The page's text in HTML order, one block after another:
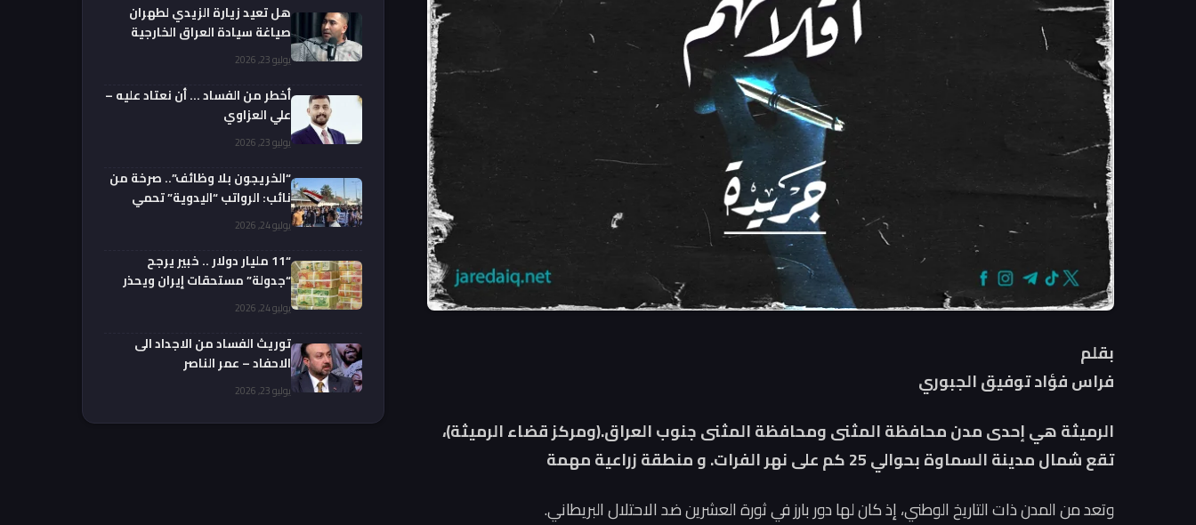
بقلم
فراس فؤاد توفيق الجبوري
الرميثة هي إحدى مدن محافظة المثنى ومحافظة المثنى جنوب العراق.(ومركز قضاء الرميثة)،
تقع شمال مدينة السماوة بحوالي 25 كم على نهر الفرات. و منطقة زراعية مهمة
وتعد من المدن ذات التاريخ الوطني، إذ كان لها دور بارز في ثورة العشرين ضد الاحتلال البريطاني.
هل تعيد زيارة الزيدي لطهران
صياغة سيادة العراق الخارجية
فعليا؟.. باحث يوضحيوليو 23, 2026
أخطر من الفساد … أن نعتاد عليه –
علي العزاوي
يوليو 23, 2026
“الخريجون بلا وظائف”.. صرخة من
نائب: الرواتب “اليدوية” تحمي
الفضائيين!يوليو 24, 2026
“11 مليار دولار .. خبير يرجح
“جدولة” مستحقات إيران ويحذر
من السداد الفورييوليو 24, 2026
توريث الفساد من الاجداد الى
الاحفاد – عمر الناصر
يوليو 23, 2026